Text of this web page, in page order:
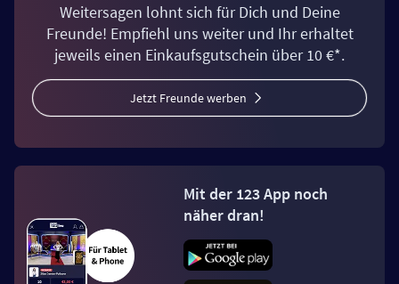
Weitersagen lohnt sich für Dich und Deine
Freunde! Empfiehl uns weiter und Ihr erhaltet
jeweils einen Einkaufsgutschein über 10 €*.
Jetzt Freunde werben
Mit der 123 App noch
näher dran!